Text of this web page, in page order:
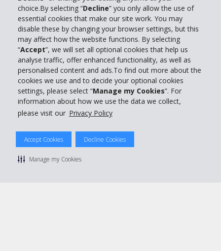
choice.By selecting “Decline” you only allow the use of
essential cookies that make our site work. You may
disable these by changing your browser settings, but this
may affect how the website functions. By selecting
“Accept”, we will set all optional cookies that help us
analyse traffic, offer enhanced functionality, as well as
personalised content and ads.To find out more about the
cookies we use and to decide your optional cookies
settings, please select “Manage my Cookies”. For
information about how we use the data we collect,
please visit our Privacy Policy
Accept Cookies Decline Cookies
Manage my Cookies
Business
Customer Service
Prenota con Hertz
© 2026 The Hertz System, Inc.
Privacy Policy | Condizioni di Utilizzo |
Manage cookie preferences